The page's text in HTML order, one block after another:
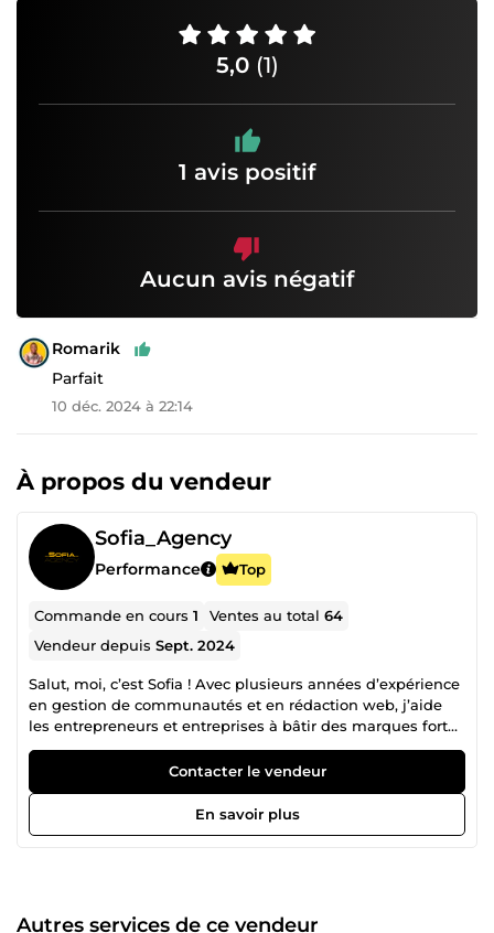
5,0 (1)
1 avis positif
Aucun avis négatif
Romarik
Parfait
10 déc. 2024 à 22:14
À propos du vendeur
Sofia_Agency
Performance Top
Commande en cours1 Ventes au total64
Vendeur depuisSept. 2024
Salut, moi, c’est Sofia ! Avec plusieurs années d’expérience
en gestion de communautés et en rédaction web, j’aide
les entrepreneurs et entreprises à bâtir des marques fortes
et à engager leurs audiences de manière authentique et
impactante. Spécialiste certifiée dans mon domaine, je
maîtrise des outils et techniques performants pour animer
vos réseaux sociaux, créer des stratégies éditoriales
percutantes, et rédiger des contenus optimisés qui
accroître votre visibilité, fidéliser votre communauté ou
Contacter le vendeur
En savoir plus
Autres services de ce vendeur